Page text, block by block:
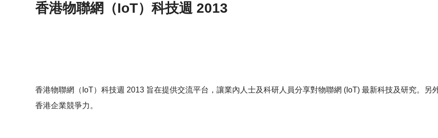
香港物聯網（IoT）科技週 2013
香港物聯網（IoT）科技週 2013 旨在提供交流平台，讓業內人士及科研人員分享對物聯網 (IoT) 最新科技及研究。
香港企業競爭力。